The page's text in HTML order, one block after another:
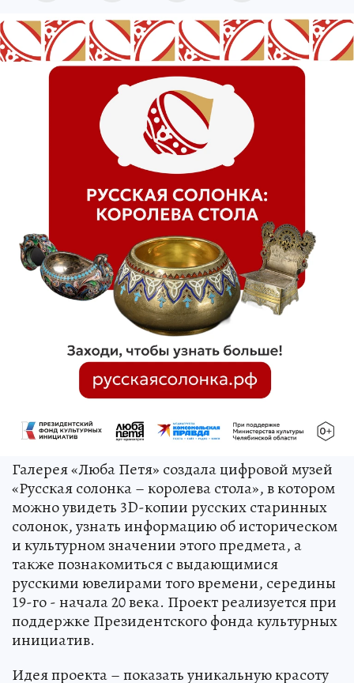
Галерея «Люба Петя» создала цифровой музей
«Русская солонка – королева стола», в котором
можно увидеть 3D-копии русских старинных
солонок, узнать информацию об историческом
и культурном значении этого предмета, а
также познакомиться с выдающимися
русскими ювелирами того времени, середины
19-го - начала 20 века. Проект реализуется при
поддержке Президентского фонда культурных
инициатив.
Идея проекта – показать уникальную красоту